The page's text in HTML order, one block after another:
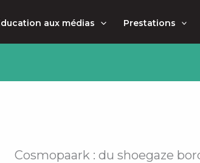
aux médias Prestations
Cosmopaark : du shoegaze